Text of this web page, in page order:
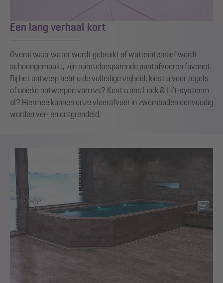
Een lang verhaal kort
Overal waar water wordt gebruikt of waterintensief wordt
schoongemaakt, zijn ruimtebesparende puntafvoeren favoriet.
Bij het ontwerp hebt u de volledige vrijheid: kiest u voor tegels
of unieke ontwerpen van rvs? Kent u ons Lock & Lift-systeem
al? Hiermee kunnen onze vloerafvoer in zwembaden eenvoudig
worden ver- en ontgrendeld.